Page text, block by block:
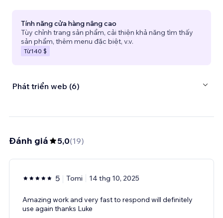
Tính năng cửa hàng nâng cao
Tùy chỉnh trang sản phẩm, cải thiện khả năng tìm thấy
sản phẩm, thêm menu đặc biệt, v.v.
Từ140 $
Phát triển web (6)
Đánh giá 5,0(19)
5 Tomi 14 thg 10, 2025
Amazing work and very fast to respond will definitely
use again thanks Luke